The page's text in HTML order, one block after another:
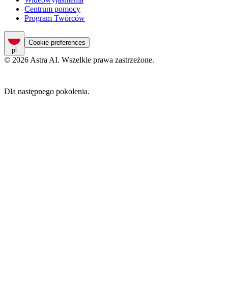
Centrum pomocy
Program Twórców
pl
Cookie preferences
© 2026 Astra AI. Wszelkie prawa zastrzeżone.
Dla następnego pokolenia.